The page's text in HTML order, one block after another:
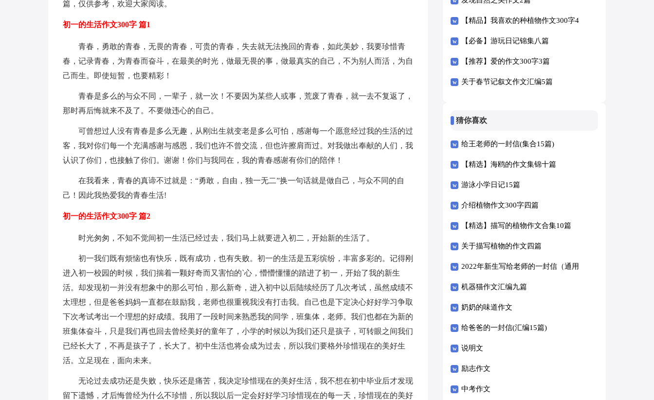
篇，仅供参考，欢迎大家阅读。
初一的生活作文300字 篇1
青春，勇敢的青春，无畏的青春，可贵的青春，失去就无法挽回的青春，如此美妙，我要珍惜青
春，记录青春，为青春而奋斗，在最美的时光，做最无畏的事，做最真实的自己，不为别人而活，为自
己而生。即使短暂，也要精彩！
青春是多么的与众不同，一辈子，就一次！不要因为某些人或事，荒废了青春，就一去不复返了，
那时再后悔就来不及了。不要做违心的自己。
可曾想过人没有青春是多么无趣，从刚出生就变老是多么可怕，感谢每一个愿意经过我的生活的过
客，我对你们每一个充满感谢与感恩，我们也许不曾交流，但也许擦肩而过。对我做出奉献的人们，我
认识了你们，也接触了你们。谢谢！你们与我同在，我的青春感谢有你们的陪伴！
在我看来，青春的真谛不过就是：“勇敢，自由，独一无二”换一句话就是做自己，与众不同的自
己！因此我热爱我的青春生活!
初一的生活作文300字 篇2
时光匆匆，不知不觉间初一生活已经过去，我们马上就要进入初二，开始新的生活了。
初一我们既有烦恼也有快乐，既有成功，也有失败。初一的生活是五彩缤纷，丰富多彩的。记得刚
进入初一校园的时候，我们揣着一颗好奇而又害怕的`心，懵懵懂懂的踏进了初一，开始了我的新生
活。却发现初一并没有想象中的那么可怕，那么新奇，进入初中以后陆续经历了几次考试，虽然成绩不
太理想，但是爸爸妈妈一直都在鼓励我，老师也很重视我没有打击我。自己也是下定决心好好学习争取
下次考试考出一个理想的好成绩。我用了一段时间来熟悉我的同学，班集体，老师。我们也都在为新的
班集体奋斗，只是我们再也回去曾经美好的童年了，小学的时候以为我们还只是孩子，可转眼之间我们
已经长大了，不再是孩子了，长大了。初中生活也将会成为过去，所以我们要格外珍惜现在的美好生
活。立足现在，面向未来。
无论过去成功还是失败，快乐还是痛苦，我决定珍惜现在的美好生活，我不想在初中毕业后才发现
留下遗憾，才后悔曾经为什么不珍惜，所以我以后一定会好好学习珍惜现在的每一天，珍惜现在的美好
【精品】我喜欢的种植物作文300字4
篇【必备】游玩日记锦集八篇
【推荐】爱的作文300字3篇
关于春节记叙文作文汇编5篇
猜你喜欢
给王老师的一封信(集合15篇)
【精选】海鸥的作文集锦十篇
游泳小学日记15篇
介绍植物作文300字四篇
【精选】描写的植物作文合集10篇
关于描写植物的作文四篇
2022年新生写给老师的一封信（通用
8篇）
机器猫作文汇编九篇
奶奶的味道作文
给爸爸的一封信(汇编15篇)
说明文
励志作文
中考作文